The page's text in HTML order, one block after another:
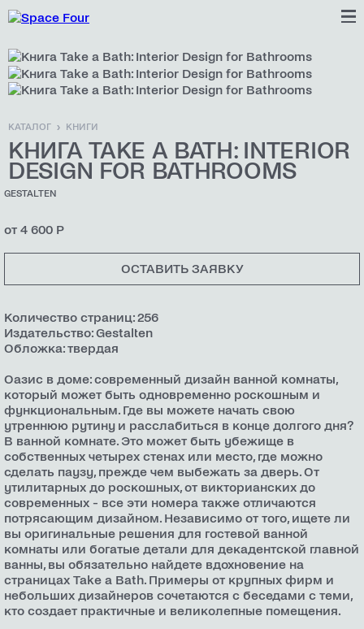
КАТАЛОГ КНИГИ
КНИГА TAKE A BATH: INTERIOR
DESIGN FOR BATHROOMS
GESTALTEN
от 4 600 Р
ОСТАВИТЬ ЗАЯВКУ
Количество страниц: 256
Издательство: Gestalten
Обложка: твердая
Оазис в доме: современный дизайн ванной комнаты,
который может быть одновременно роскошным и
функциональным. Где вы можете начать свою
утреннюю рутину и расслабиться в конце долгого дня?
В ванной комнате. Это может быть убежище в
собственных четырех стенах или место, где можно
сделать паузу, прежде чем выбежать за дверь. От
утилитарных до роскошных, от викторианских до
современных - все эти номера также отличаются
потрясающим дизайном. Независимо от того, ищете ли
вы оригинальные решения для гостевой ванной
комнаты или богатые детали для декадентской главной
ванны, вы обязательно найдете вдохновение на
страницах Take a Bath. Примеры от крупных фирм и
небольших дизайнеров сочетаются с беседами с теми,
кто создает практичные и великолепные помещения.